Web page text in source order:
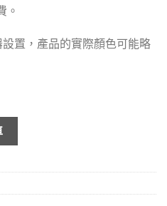
。
置，產品的實際顏色可能略
Oak Grey ML1023 數量